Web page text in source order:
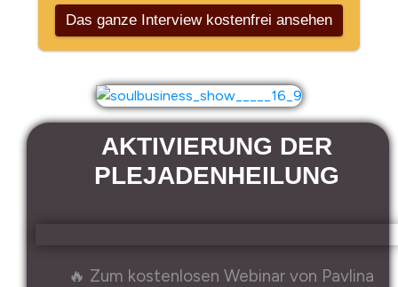
AKTIVIERUNG DER
PLEJADENHEILUNG
🔥 Zum kostenlosen Webinar von Pavlina